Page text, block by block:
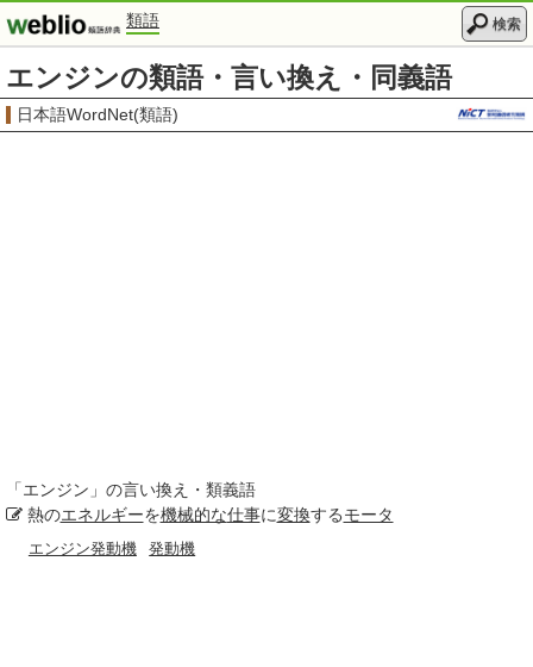
類語 検索
エンジンの類語・言い換え・同義語
日本語WordNet(類語)
「エンジン 」の言い換え・類義語
熱のエネルギーを機械的な仕事に変換するモータ
エンジン発動機 発動機